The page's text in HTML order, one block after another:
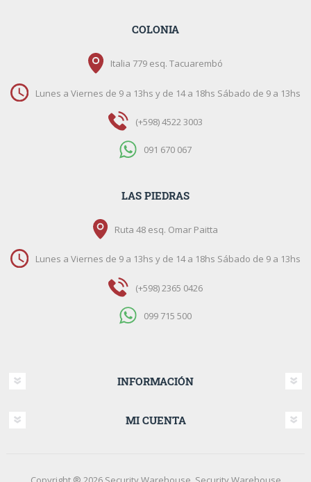
COLONIA
Italia 779 esq. Tacuarembó
Lunes a Viernes de 9 a 13hs y de 14 a 18hs Sábado de 9 a 13hs
(+598) 4522 3003
091 670 067
LAS PIEDRAS
Ruta 48 esq. Omar Paitta
Lunes a Viernes de 9 a 13hs y de 14 a 18hs Sábado de 9 a 13hs
(+598) 2365 0426
099 715 500
INFORMACIÓN
MI CUENTA